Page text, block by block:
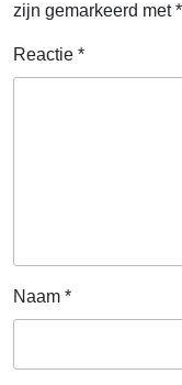
zijn gemarkeerd met*
Reactie *
Naam *